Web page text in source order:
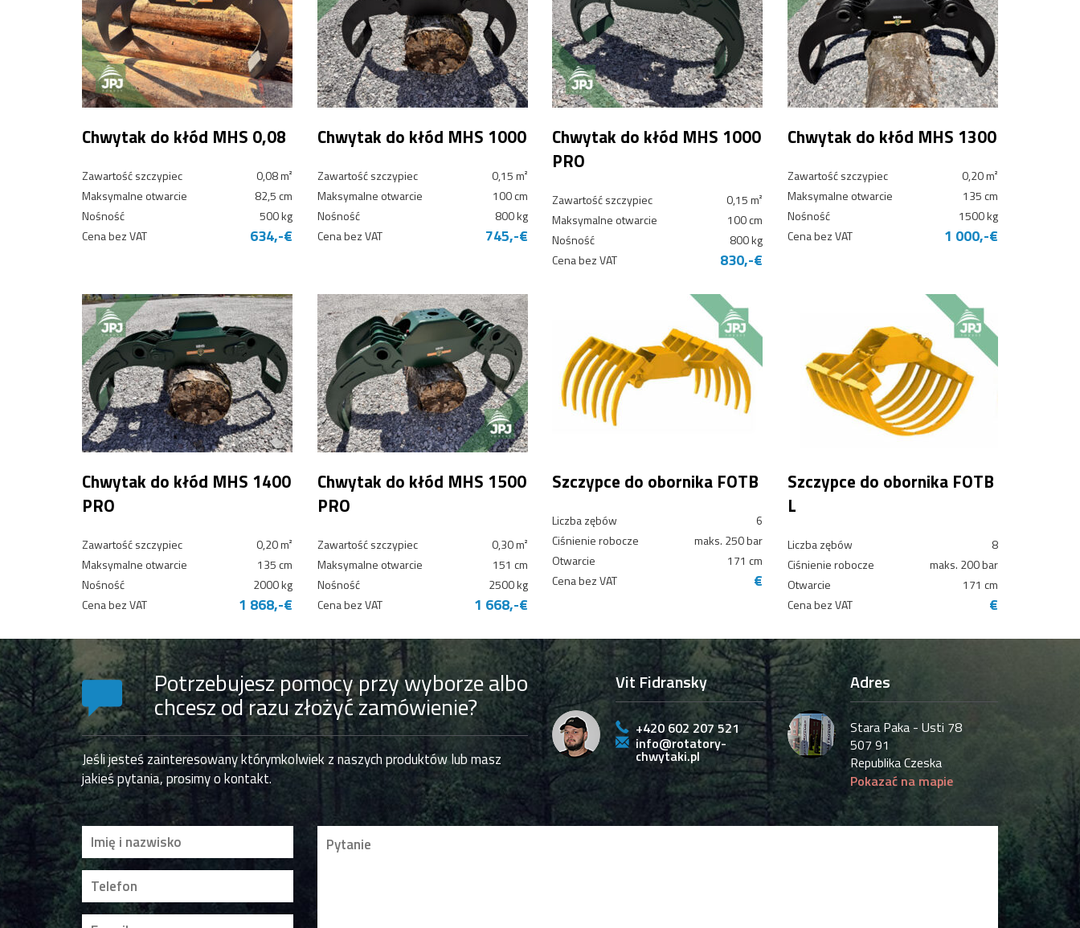
Chwytak do kłód MHS 0,08
Zawartość szczypiec
0,08 m²
Maksymalne otwarcie
82,5 cm
Nośność
500 kg
Cena bez VAT
634,-€
Chwytak do kłód MHS 1000
Zawartość szczypiec
0,15 m²
Maksymalne otwarcie
100 cm
Nośność
800 kg
Cena bez VAT
745,-€
Chwytak do kłód MHS 1000
PRO
Zawartość szczypiec
0,15 m²
Maksymalne otwarcie
100 cm
Nośność
800 kg
Cena bez VAT
830,-€
Chwytak do kłód MHS 1300
Zawartość szczypiec
0,20 m²
Maksymalne otwarcie
135 cm
Nośność
1500 kg
Cena bez VAT
1 000,-€
Chwytak do kłód MHS 1400
PRO
Zawartość szczypiec
0,20 m²
Maksymalne otwarcie
135 cm
Nośność
2000 kg
Cena bez VAT
1 868,-€
Chwytak do kłód MHS 1500
PRO
Zawartość szczypiec
0,30 m²
Maksymalne otwarcie
151 cm
Nośność
2500 kg
Cena bez VAT
1 668,-€
Szczypce do obornika FOTB
Liczba zębów
6
Ciśnienie robocze
maks. 250 bar
Otwarcie
171 cm
Cena bez VAT
€
Szczypce do obornika FOTB
L
Liczba zębów
8
Ciśnienie robocze
maks. 200 bar
Otwarcie
171 cm
Cena bez VAT
€
Potrzebujesz pomocy przy wyborze albo
chcesz od razu złożyć zamówienie?
Jeśli jesteś zainteresowany którymkolwiek z naszych produktów lub masz
jakieś pytania, prosimy o kontakt.
Vit Fidransky
+420 602 207 521
info@rotatory-
chwytaki.pl
Adres
Stara Paka - Usti 78
507 91
Republika Czeska
Pokazać na mapie